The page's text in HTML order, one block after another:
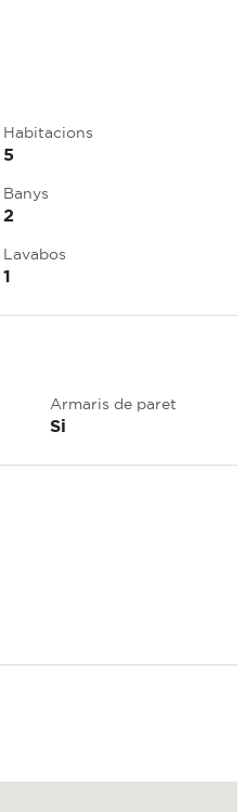
Habitacions
5
Banys
2
Lavabos
1
Armaris de paret
Si